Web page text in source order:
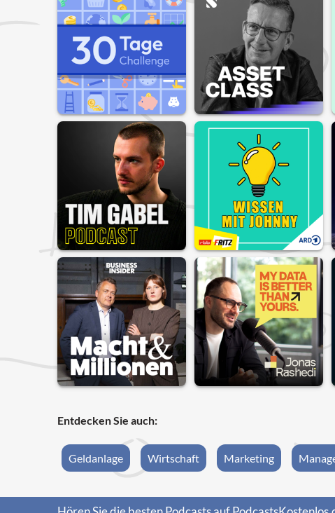
Entdecken Sie auch:
Geldanlage Wirtschaft Marketing